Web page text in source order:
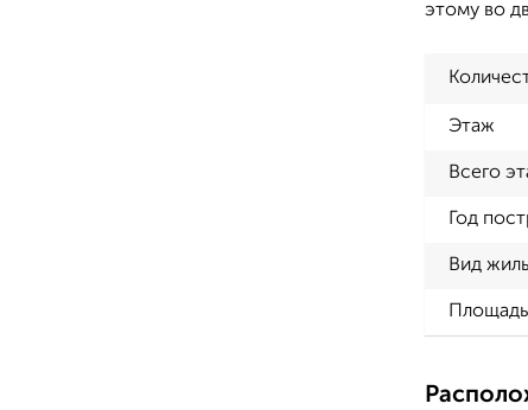
этому во
Этаж
Всего
Год
Вид